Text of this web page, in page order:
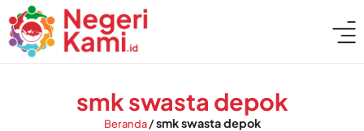
smk swasta depok
Beranda/smk swasta depok